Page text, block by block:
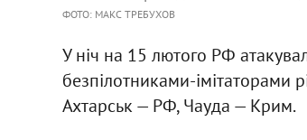
ФОТО: МАКС ТРЕБУХОВ
У ніч на 15 лютого РФ
безпілотниками-імітаторами
Ахтарськ — РФ, Чауда — Крим.